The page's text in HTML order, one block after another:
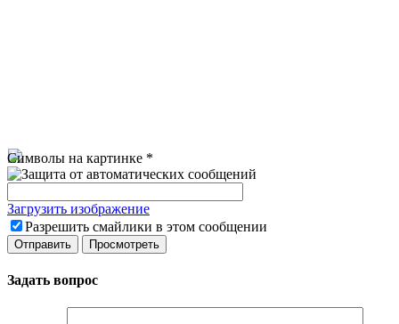
Символы на картинке *
Загрузить изображение
Разрешить смайлики в этом сообщении
Задать вопрос